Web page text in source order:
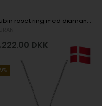
Rubin roset ring med diamanter i 14 kt guld
DKK